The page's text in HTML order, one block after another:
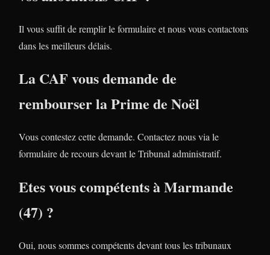
Il vous suffit de remplir le formulaire et nous vous contactons
dans les meilleurs délais.
La CAF vous demande de
rembourser la Prime de Noël
Vous contestez cette demande. Contactez nous via le
formulaire de recours devant le Tribunal administratif.
Etes vous compétents à Marmande
(47) ?
Oui, nous sommes compétents devant tous les tribunaux